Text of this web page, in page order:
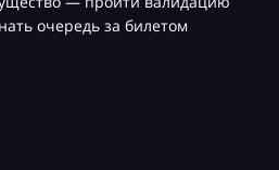
очередь за билетом